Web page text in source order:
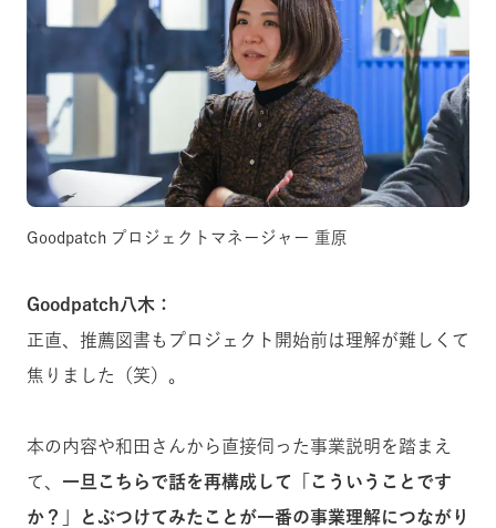
Goodpatch プロジェクトマネージャー 重原
Goodpatch八木：
正直、推薦図書もプロジェクト開始前は理解が難しくて
焦りました（笑）。
本の内容や和田さんから直接伺った事業説明を踏まえ
て、 一旦こちらで話を再構成して「こういうことです
か？」とぶつけてみたことが一番の事業理解につながり